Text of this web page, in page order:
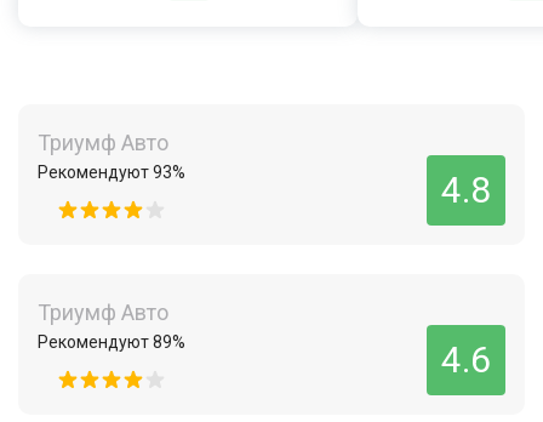
Триумф Авто
Рекомендуют 93% 4.8
Триумф Авто
Рекомендуют 89% 4.6